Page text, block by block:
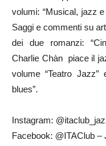
volumi: “Musical, jazz
Saggi e commenti su
dei due romanzi:
Charlie Chàn piace il
volume “Teatro
blues”.
Instagram:
Facebook: @ITAClub –